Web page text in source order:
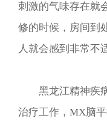
刺激的气味存在就
修的时候，房间到
人就会感到非常不
黑龙江精神疾病
治疗工作，MX脑